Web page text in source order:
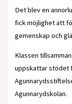
Det blev en
fick möjlighet att
gemenskap och
Klassen
uppskattar stödet
Agunnarydskolan.